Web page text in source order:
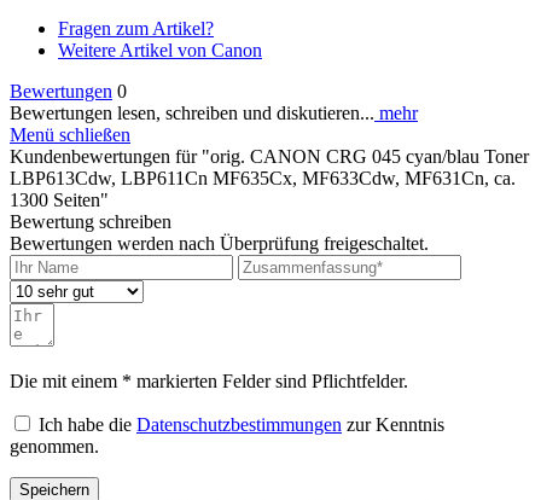
Fragen zum Artikel?
Weitere Artikel von Canon
Bewertungen 0
Bewertungen lesen, schreiben und diskutieren... mehr
Menü schließen
Kundenbewertungen für "orig. CANON CRG 045 cyan/blau Toner
LBP613Cdw, LBP611Cn MF635Cx, MF633Cdw, MF631Cn, ca.
1300 Seiten"
Bewertung schreiben
Bewertungen werden nach Überprüfung freigeschaltet.
Die mit einem * markierten Felder sind Pflichtfelder.
Ich habe die Datenschutzbestimmungen zur Kenntnis
genommen.
Speichern